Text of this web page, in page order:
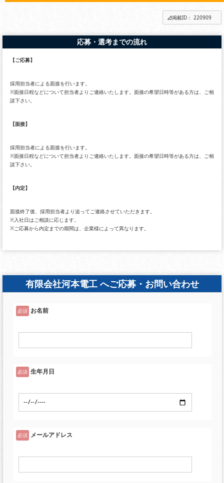
掲載ID： 220909
応募・選考までの流れ
【ご応募】
採用担当者による面接を行います。
※面接日程などについて担当者よりご連絡いたします。面接の希望日時等がある方は、ご相
談下さい。
【面接】
採用担当者による面接を行います。
※面接日程などについて担当者よりご連絡いたします。面接の希望日時等がある方は、ご相
談下さい。
【内定】
面接終了後、採用担当者より追ってご連絡させていただきます。
※入社日はご相談に応じます。
※ご応募から内定までの期間は、企業様によって異なります。
有限会社河本電工 へご応募・お問い合わせ
必須 お名前
必須 生年月日
必須 メールアドレス